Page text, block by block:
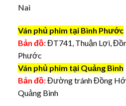
Nai
Ván phủ phim tại Bình Phước
Bản đồ:ĐT741, Thuận Lợi,
Phước
Ván phủ phim tại Quảng Bình
Bản đồ:Đường tránh Đồng
Quảng Bình